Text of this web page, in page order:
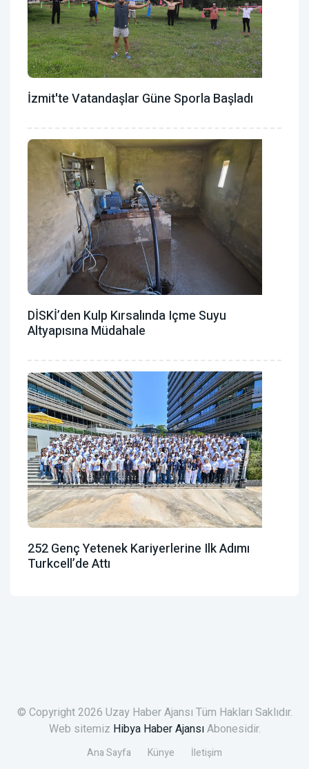
İzmit'te Vatandaşlar Güne Sporla Başladı
DİSKİ’den Kulp Kırsalında Içme Suyu
Altyapısına Müdahale
252 Genç Yetenek Kariyerlerine Ilk Adımı
Turkcell’de Attı
© Copyright 2026 Uzay Haber Ajansı Tüm Hakları Saklıdır.
Web sitemiz Hibya Haber AjansıAbonesidir.
Ana Sayfa Künye İletişim